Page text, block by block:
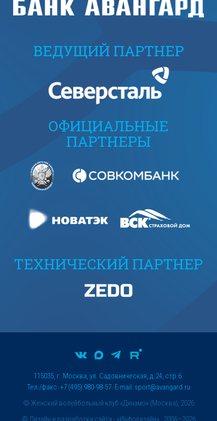
ВЕДУЩИЙ ПАРТНЕР
ОФИЦИАЛЬНЫЕ
ПАРТНЕРЫ
ТЕХНИЧЕСКИЙ ПАРТНЕР
© Женский волейбольный клуб «Динамо» (Москва), 2026
115035, г. Москва, ул. Садовническая, д.24, стр.6.
Тел./факс: +7 (495) 980-98-57. E-mail: sport@avangard.ru
© Дизайн и разработка сайта - «Инфодизайн» , 2006—2026